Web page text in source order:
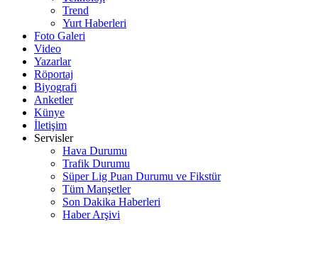
Trend
Yurt Haberleri
Foto Galeri
Video
Yazarlar
Röportaj
Biyografi
Anketler
Künye
İletişim
Servisler
Hava Durumu
Trafik Durumu
Süper Lig Puan Durumu ve Fikstür
Tüm Manşetler
Son Dakika Haberleri
Haber Arşivi